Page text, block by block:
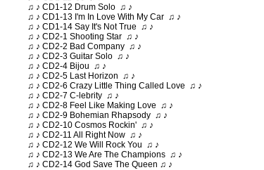
♫ ♪ CD1-12 Drum Solo ♫ ♪
♫ ♪ CD1-13 I'm In Love With My Car ♫ ♪
♫ ♪ CD1-14 Say It's Not True ♫ ♪
♫ ♪ CD2-1 Shooting Star ♫ ♪
♫ ♪ CD2-2 Bad Company ♫ ♪
♫ ♪ CD2-3 Guitar Solo ♫ ♪
♫ ♪ CD2-4 Bijou ♫ ♪
♫ ♪ CD2-5 Last Horizon ♫ ♪
♫ ♪ CD2-6 Crazy Little Thing Called Love ♫ ♪
♫ ♪ CD2-7 C-lebrity ♫ ♪
♫ ♪ CD2-8 Feel Like Making Love ♫ ♪
♫ ♪ CD2-9 Bohemian Rhapsody ♫ ♪
♫ ♪ CD2-10 Cosmos Rockin' ♫ ♪
♫ ♪ CD2-11 All Right Now ♫ ♪
♫ ♪ CD2-12 We Will Rock You ♫ ♪
♫ ♪ CD2-13 We Are The Champions ♫ ♪
♫ ♪ CD2-14 God Save The Queen ♫ ♪